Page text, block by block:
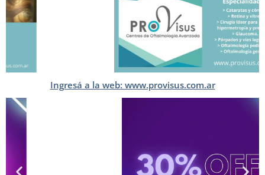
Ingresá a la web: www.provisus.com.ar